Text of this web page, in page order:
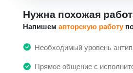
Нужна похожая
Напишем авторскую работу
Необходимый уровень
Прямое общение с